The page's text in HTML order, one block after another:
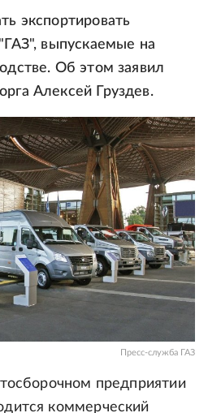
экспортировать
выпускаемые на
Об этом заявил
Алексей Груздев.
Пресс-служба ГАЗ
предприятии
коммерческий